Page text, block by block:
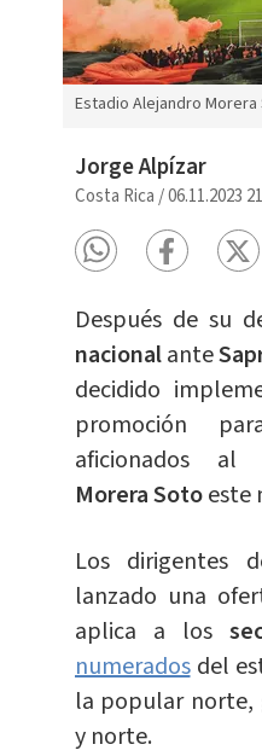
Estadio Alejandro
Jorge Alpízar
Costa Rica /06.11.2023
Después de su
nacionalante
decidido
promoción
aficionados al
Morera Sotoeste
Los dirigentes
lanzado una
aplica a los
numeradosdel
la popular norte,
y norte.